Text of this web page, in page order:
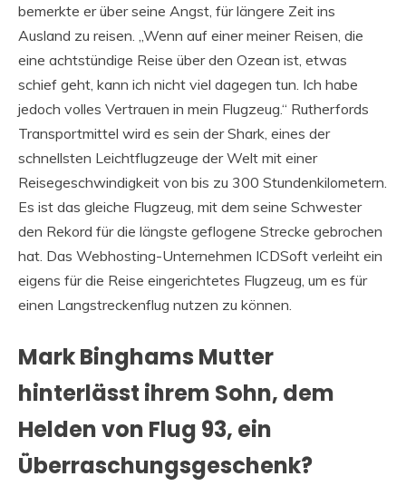
bemerkte er über seine Angst, für längere Zeit ins
Ausland zu reisen. „Wenn auf einer meiner Reisen, die
eine achtstündige Reise über den Ozean ist, etwas
schief geht, kann ich nicht viel dagegen tun. Ich habe
jedoch volles Vertrauen in mein Flugzeug.“ Rutherfords
Transportmittel wird es sein der Shark, eines der
schnellsten Leichtflugzeuge der Welt mit einer
Reisegeschwindigkeit von bis zu 300 Stundenkilometern.
Es ist das gleiche Flugzeug, mit dem seine Schwester
den Rekord für die längste geflogene Strecke gebrochen
hat. Das Webhosting-Unternehmen ICDSoft verleiht ein
eigens für die Reise eingerichtetes Flugzeug, um es für
einen Langstreckenflug nutzen zu können.
Mark Binghams Mutter
hinterlässt ihrem Sohn, dem
Helden von Flug 93, ein
Überraschungsgeschenk?